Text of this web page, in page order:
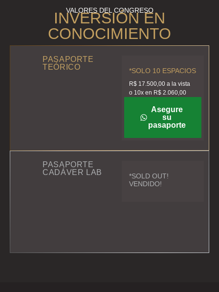
VALORES DEL CONGRESO
INVERSIÓN EN
CONOCIMIENTO
PASAPORTE
TEÓRICO
*SOLO 10 ESPACIOS
R$ 17.500,00 a la vista
o 10x en R$ 2.060,00
Asegure
su
pasaporte
PASAPORTE
CADÁVER LAB
*SOLD OUT!
VENDIDO!